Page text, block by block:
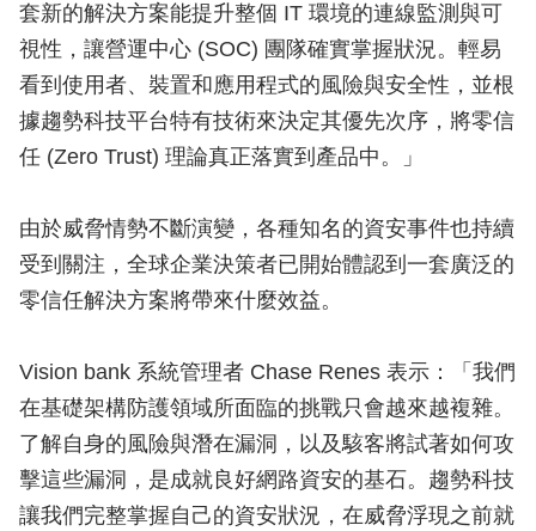
套新的解決方案能提升整個 IT 環境的連線監測與可
視性，讓營運中心 (SOC) 團隊確實掌握狀況。輕易
看到使用者、裝置和應用程式的風險與安全性，並根
據趨勢科技平台特有技術來決定其優先次序，將零信
任 (Zero Trust) 理論真正落實到產品中。」
由於威脅情勢不斷演變，各種知名的資安事件也持續
受到關注，全球企業決策者已開始體認到一套廣泛的
零信任解決方案將帶來什麼效益。
Vision bank 系統管理者 Chase Renes 表示：「我們
在基礎架構防護領域所面臨的挑戰只會越來越複雜。
了解自身的風險與潛在漏洞，以及駭客將試著如何攻
擊這些漏洞，是成就良好網路資安的基石。趨勢科技
讓我們完整掌握自己的資安狀況，在威脅浮現之前就